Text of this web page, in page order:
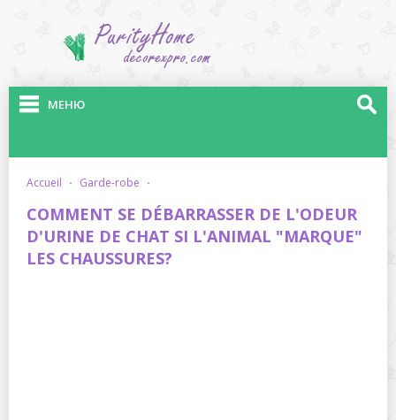
МЕНЮ
accueil · garde-robe ·
COMMENT SE DÉBARRASSER DE L'ODEUR
D'URINE DE CHAT SI L'ANIMAL "MARQUE"
LES CHAUSSURES?